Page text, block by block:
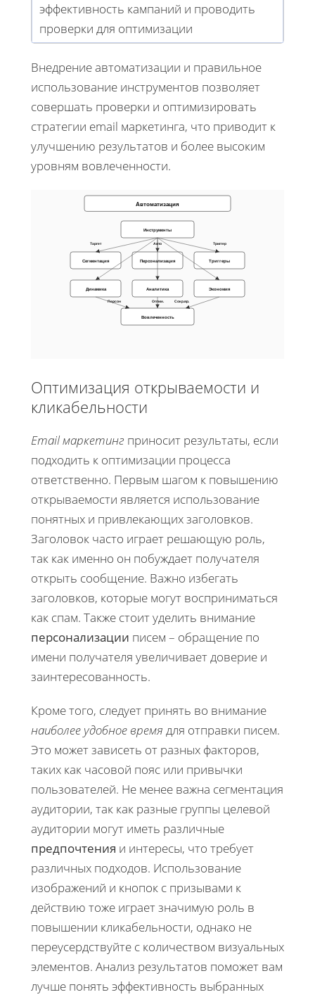
эффективность кампаний и проводить
проверки для оптимизации
Внедрение автоматизации и правильное
использование инструментов позволяет
совершать проверки и оптимизировать
стратегии email маркетинга, что приводит к
улучшению результатов и более высоким
уровням вовлеченности.
Автоматизация
Инструменты
Сегментация Персонализация Триггеры
Динамика Аналитика Экономия
Вовлеченность
Персон Оптим. Сокр.вр.
Таргет Авто Триггер
Оптимизация открываемости и
кликабельности
Email маркетинг приносит результаты, если
подходить к оптимизации процесса
ответственно. Первым шагом к повышению
открываемости является использование
понятных и привлекающих заголовков.
Заголовок часто играет решающую роль,
так как именно он побуждает получателя
открыть сообщение. Важно избегать
заголовков, которые могут восприниматься
как спам. Также стоит уделить внимание
персонализации писем – обращение по
имени получателя увеличивает доверие и
заинтересованность.
Кроме того, следует принять во внимание
наиболее удобное время для отправки писем.
Это может зависеть от разных факторов,
таких как часовой пояс или привычки
пользователей. Не менее важна сегментация
аудитории, так как разные группы целевой
аудитории могут иметь различные
предпочтения и интересы, что требует
различных подходов. Использование
изображений и кнопок с призывами к
действию тоже играет значимую роль в
повышении кликабельности, однако не
переусердствуйте с количеством визуальных
элементов. Анализ результатов поможет вам
лучше понять эффективность выбранных